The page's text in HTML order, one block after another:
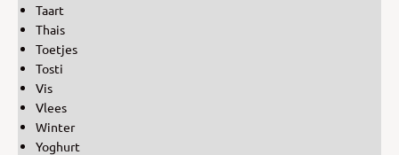
Taart
Thais
Toetjes
Tosti
Vis
Vlees
Winter
Yoghurt